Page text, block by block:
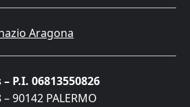
Aragona
P.I. 06813550826
90142 PALERMO